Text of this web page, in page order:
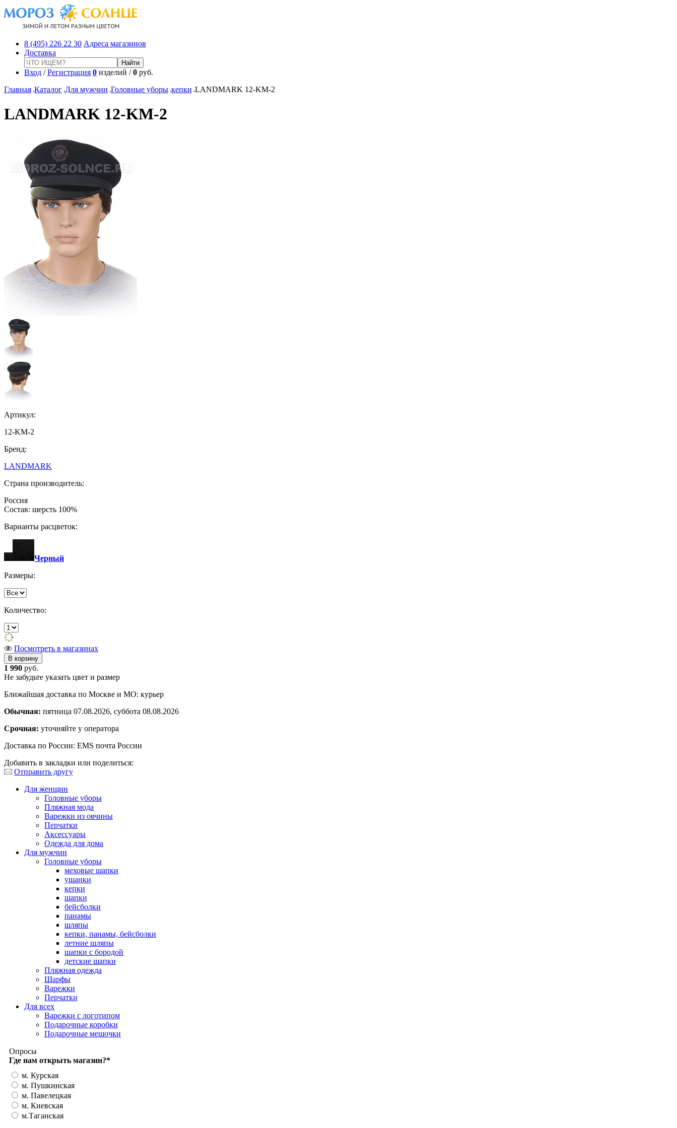
8 (495) 226 22 30 Адреса магазинов
Доставка
Вход /Регистрация 0 изделий /0 руб.
Главная Каталог Для мужчин Головные уборы кепки LANDMARK 12-KM-2
LANDMARK 12-KM-2
Артикул:
12-KM-2
Бренд:
LANDMARK
Страна производитель:
Россия
Состав: шерсть 100%
Варианты расцветок:
Черный
Размеры:
Количество:
Посмотреть в магазинах
1 990 руб.
Не забудьте указать цвет и размер
Ближайшая доставка по Москве и МО: курьер
Обычная: пятница 07.08.2026, суббота 08.08.2026
Срочная: уточняйте у оператора
Доставка по России: EMS почта России
Добавить в закладки или поделиться:
Отправить другу
Для женщин
Головные уборы
Пляжная мода
Варежки из овчины
Перчатки
Аксессуары
Одежда для дома
Для мужчин
Головные уборы
меховые шапки
ушанки
кепки
шапки
бейсболки
панамы
шляпы
кепки, панамы, бейсболки
летние шляпы
шапки с бородой
детские шапки
Пляжная одежда
Шарфы
Варежки
Перчатки
Для всех
Варежки с логотипом
Подарочные коробки
Подарочные мешочки
Опросы
Где нам открыть магазин?*
м. Курская
м. Пушкинская
м. Павелецкая
м. Киевская
м.Таганская